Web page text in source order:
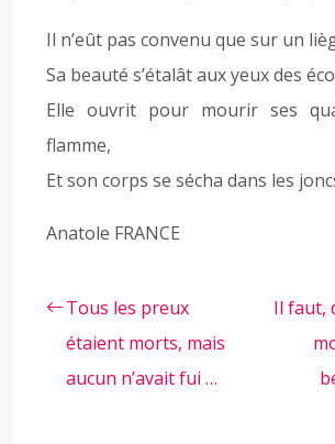
Il n’eût pas convenu que sur un
Sa beauté s’étalât aux yeux des
Elle ouvrit pour mourir ses
flamme,
Et son corps se sécha dans les
Anatole FRANCE
Tous les preux
étaient morts, mais
aucun n’avait fui …
Il faut,